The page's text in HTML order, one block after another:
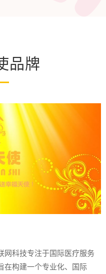
品牌
网科技专注于国际医疗服务
在构建一个专业化、国际